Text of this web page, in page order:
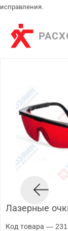
исправления.
Лазерные
Код товара —